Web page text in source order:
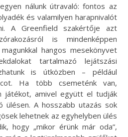
nálunk útravaló: fontos az
és valamilyen harapnivalót
A Greenfield szakértője azt
is mindenképpen
hangos mesekönyvet
tartalmazó lejátszási
is útközben – például
Ha több csemeténk van,
játékot, amivel együtt el tudják
ülésen. A hosszabb utazás sok
lehetnek az egyhelyben ülés
hogy „mikor érünk már oda”,